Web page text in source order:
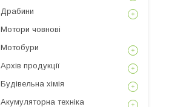
Драбини
Мотори човнові
Мотобури
Архів продукції
Будівельна хімія
Акумуляторна техніка